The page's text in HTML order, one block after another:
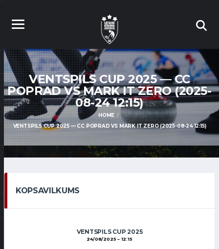
VENTSPILS CUP 2025 — CC
POPRAD VS MARK IT ZERO (2025-
08-24 12:15)
HOME
VENTSPILS CUP 2025 — CC POPRAD VS MARK IT ZERO (2025-08-24 12:15)
KOPSAVILKUMS
VENTSPILS CUP 2025
24/08/2025 12:15